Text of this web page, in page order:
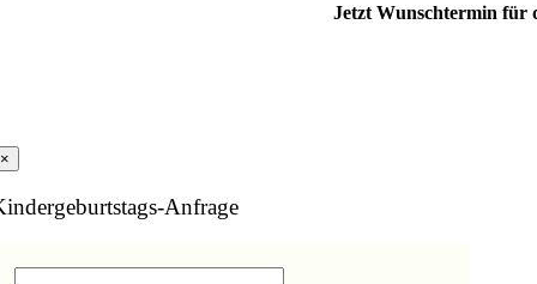
Jetzt Wunschtermin für
×
Anfrage